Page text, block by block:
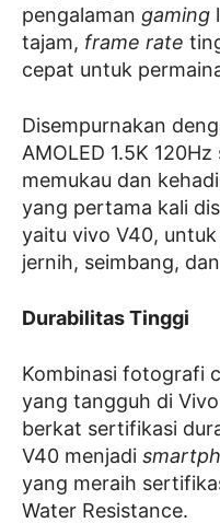
pengalaman gaming
tajam, frame rate
cepat untuk
Disempurnakan
AMOLED 1.5K
memukau dan
yang pertama kali
yaitu vivo V40,
jernih, seimbang,
Durabilitas Tinggi
Kombinasi fotografi
yang tangguh di
berkat sertifikasi
V40 menjadi
yang meraih
Water Resistance.